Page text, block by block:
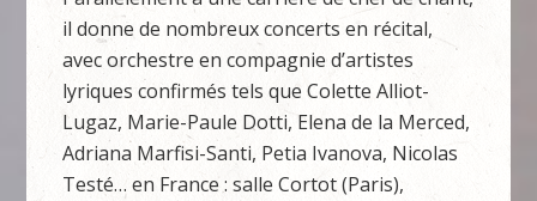
il donne de nombreux concerts en récital,
avec orchestre en compagnie d’artistes
lyriques confirmés tels que Colette Alliot-
Lugaz, Marie-Paule Dotti, Elena de la Merced,
Adriana Marfisi-Santi, Petia Ivanova, Nicolas
Testé… en France : salle Cortot (Paris),